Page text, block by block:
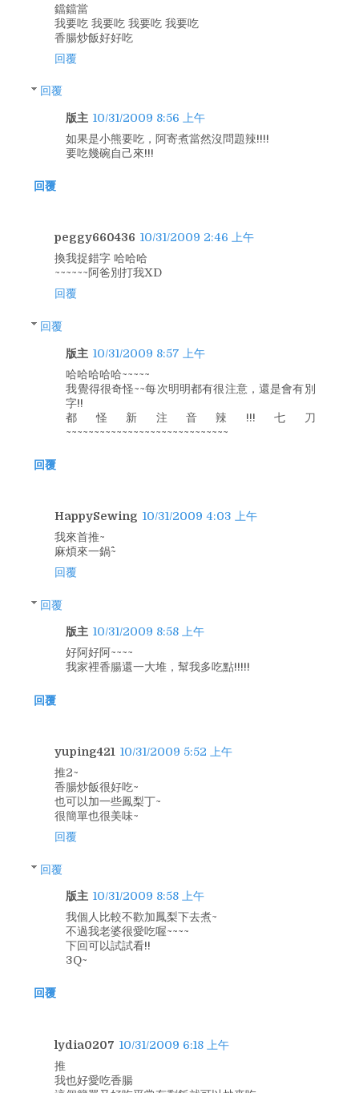
鐺鐺當
我要吃 我要吃 我要吃 我要吃
香腸炒飯好好吃
回覆
回覆
版主 10/31/2009 8:56 上午
如果是小熊要吃，阿寄煮當然沒問題辣!!!!
要吃幾碗自己來!!!
回覆
peggy660436 10/31/2009 2:46 上午
換我捉錯字 哈哈哈
~~~~~~阿爸別打我XD
回覆
回覆
版主 10/31/2009 8:57 上午
哈哈哈哈哈~~~~~
我覺得很奇怪~~每次明明都有很注意，還是會有別
字!!
都怪新注音辣!!!七刀
~~~~~~~~~~~~~~~~~~~~~~~~~~~~~
回覆
HappySewing 10/31/2009 4:03 上午
我來首推~
麻煩來一鍋^^~
回覆
回覆
版主 10/31/2009 8:58 上午
好阿好阿~~~~
我家裡香腸還一大堆，幫我多吃點!!!!!
回覆
yuping421 10/31/2009 5:52 上午
推2~
香腸炒飯很好吃~
也可以加一些鳳梨丁~
很簡單也很美味~
回覆
回覆
版主 10/31/2009 8:58 上午
我個人比較不歡加鳳梨下去煮~
不過我老婆很愛吃喔~~~~
下回可以試試看!!
3Q~
回覆
lydia0207 10/31/2009 6:18 上午
推
我也好愛吃香腸